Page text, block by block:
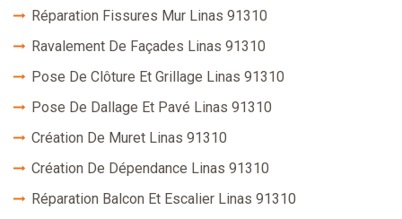
Réparation Fissures Mur Linas 91310
Ravalement De Façades Linas 91310
Pose De Clôture Et Grillage Linas 91310
Pose De Dallage Et Pavé Linas 91310
Création De Muret Linas 91310
Création De Dépendance Linas 91310
Réparation Balcon Et Escalier Linas 91310